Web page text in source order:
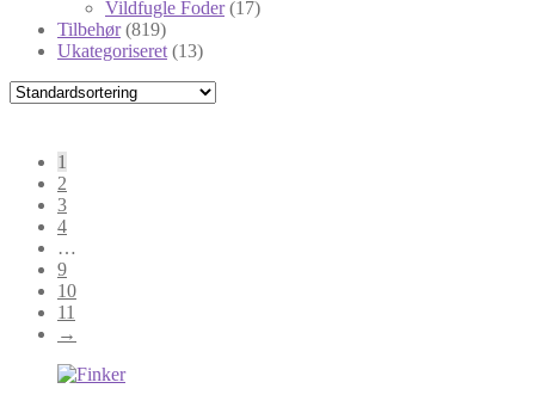
Vildfugle Foder (17)
Tilbehør (819)
Ukategoriseret (13)
1
2
3
4
…
9
10
11
→